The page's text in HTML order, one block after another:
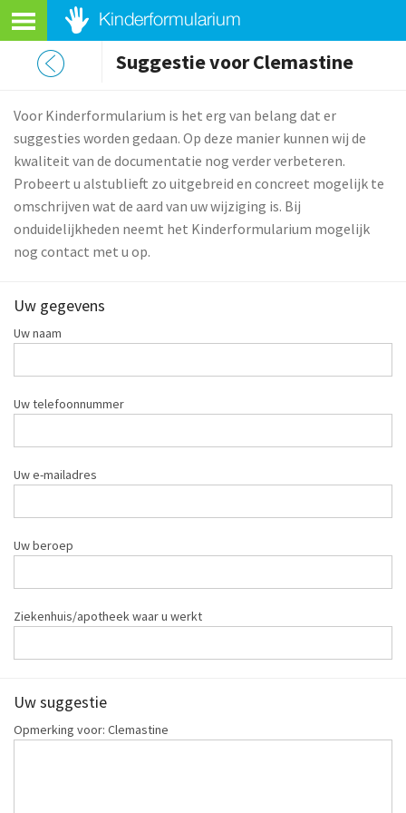
Suggestie voor Clemastine
Voor Kinderformularium is het erg van belang dat er
suggesties worden gedaan. Op deze manier kunnen wij de
kwaliteit van de documentatie nog verder verbeteren.
Probeert u alstublieft zo uitgebreid en concreet mogelijk te
omschrijven wat de aard van uw wijziging is. Bij
onduidelijkheden neemt het Kinderformularium mogelijk
nog contact met u op.
Uw gegevens
Uw naam
Uw telefoonnummer
Uw e-mailadres
Uw beroep
Ziekenhuis/apotheek waar u werkt
Uw suggestie
Opmerking voor: Clemastine